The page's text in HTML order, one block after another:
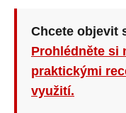
Chcete objevit
Prohlédněte si
praktickými
využití.